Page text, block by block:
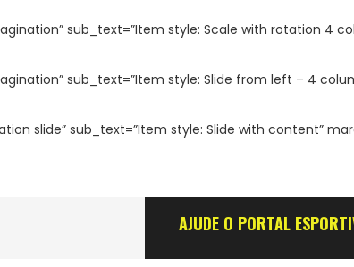
sub_text=”Item style: Scale with rotation 4
sub_text=”Item style: Slide from left – 4
slide” sub_text=”Item style: Slide with content”
AJUDE O PORTAL